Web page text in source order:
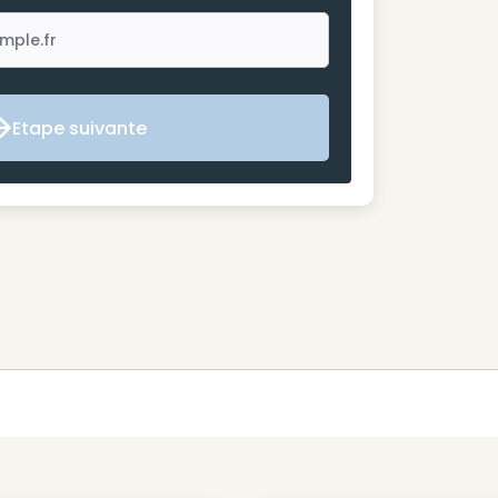
Etape suivante
Etape suivante